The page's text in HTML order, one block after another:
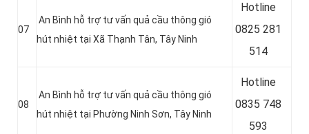
07
An Bình hỗ trợ tư vấn quả cầu thông gió
hút nhiệt tại Xã Thạnh Tân, Tây Ninh
Hotline
0825 281
514
08
An Bình hỗ trợ tư vấn quả cầu thông gió
hút nhiệt tại Phường Ninh Sơn, Tây Ninh
Hotline
0835 748
593